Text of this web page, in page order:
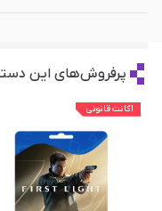
پرفروش‌های این
اکانت قانونی